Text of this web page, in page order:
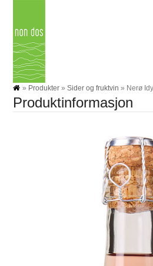
content
» Produkter »Sider og fruktvin » Nerø
Produktinformasjon